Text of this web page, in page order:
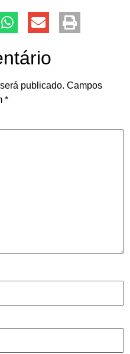
publicado. Campos
*